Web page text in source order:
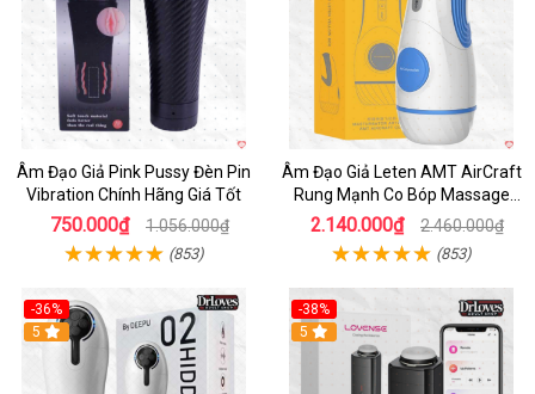
Âm Đạo Giả Pink Pussy Đèn Pin
Vibration Chính Hãng Giá Tốt
750.000₫ 1.056.000₫
(853)
Âm Đạo Giả Leten AMT AirCraft
Rung Mạnh Co Bóp Massage
Êm Ái
2.140.000₫ 2.460.000₫
(853)
-36%
Hot
5
-38%
Hot
5